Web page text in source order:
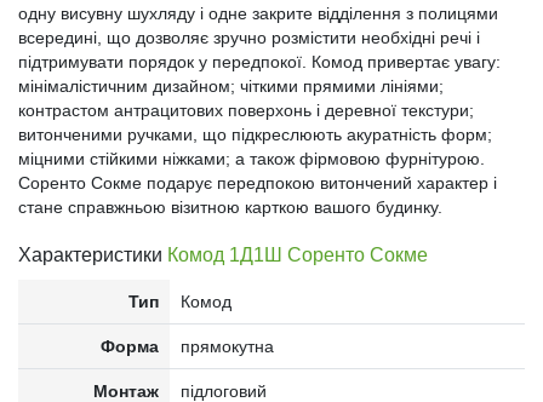
одну висувну шухляду і одне закрите відділення з полицями
всередині, що дозволяє зручно розмістити необхідні речі і
підтримувати порядок у передпокої. Комод привертає увагу:
мінімалістичним дизайном; чіткими прямими лініями;
контрастом антрацитових поверхонь і деревної текстури;
витонченими ручками, що підкреслюють акуратність форм;
міцними стійкими ніжками; а також фірмовою фурнітурою.
Соренто Сокме подарує передпокою витончений характер і
стане справжньою візитною карткою вашого будинку.
Характеристики Комод 1Д1Ш Соренто Сокме
Тип Комод
Форма прямокутна
Монтаж підлоговий